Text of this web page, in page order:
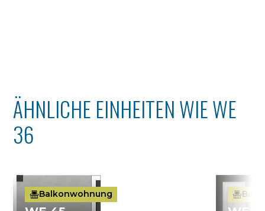
ÄHNLICHE EINHEITEN WIE WE
36
Balkonwohnung